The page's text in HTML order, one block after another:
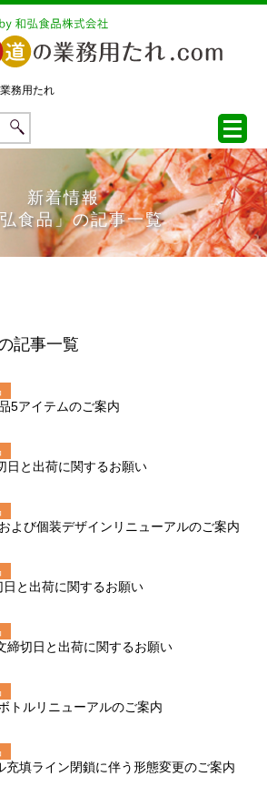
務用たれ
新着情報
弘食品」の記事一覧
記事一覧
5アイテムのご案内
日と出荷に関するお願い
よび個装デザインリニューアルのご案内
と出荷に関するお願い
締切日と出荷に関するお願い
トルリニューアルのご案内
充填ライン閉鎖に伴う形態変更のご案内